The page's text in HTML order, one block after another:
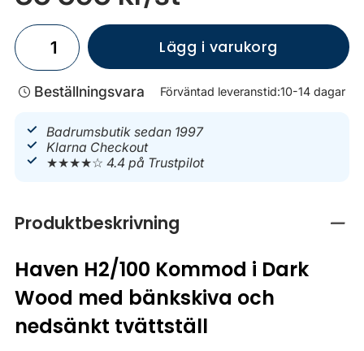
Lägg i varukorg
Beställningsvara Förväntad leveranstid:10-14 dagar
Badrumsbutik sedan 1997
Klarna Checkout
★★★★☆4.4 på Trustpilot
Produktbeskrivning
Haven H2/100 Kommod i Dark
Wood med bänkskiva och
nedsänkt tvättställ